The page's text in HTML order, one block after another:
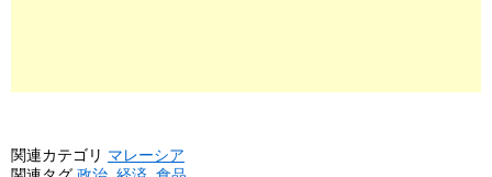
関連カテゴリ マレーシア